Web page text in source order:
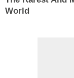
World